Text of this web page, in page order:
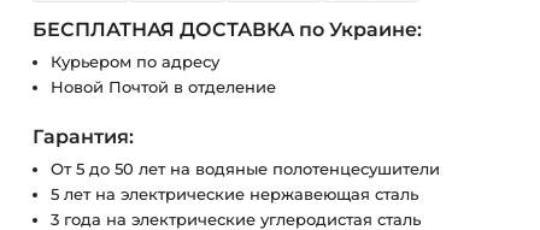
БЕСПЛАТНАЯ ДОСТАВКА по Украине:
Курьером по адресу
Новой Почтой в отделение
Гарантия:
От 5 до 50 лет на водяные полотенцесушители
5 лет на электрические нержавеющая сталь
3 года на электрические углеродистая сталь